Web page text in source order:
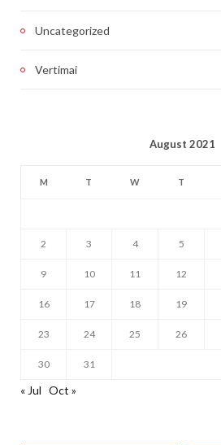
Uncategorized
Vertimai
August 2021
M T W T
2 3 4 5
9 10 11 12
16 17 18 19
23 24 25 26
30 31
« Jul Oct »